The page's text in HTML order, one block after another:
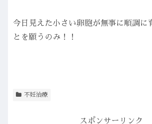
今日見えた小さい卵胞が無事に順調に
とを願うのみ！！
不妊治療
スポンサーリンク